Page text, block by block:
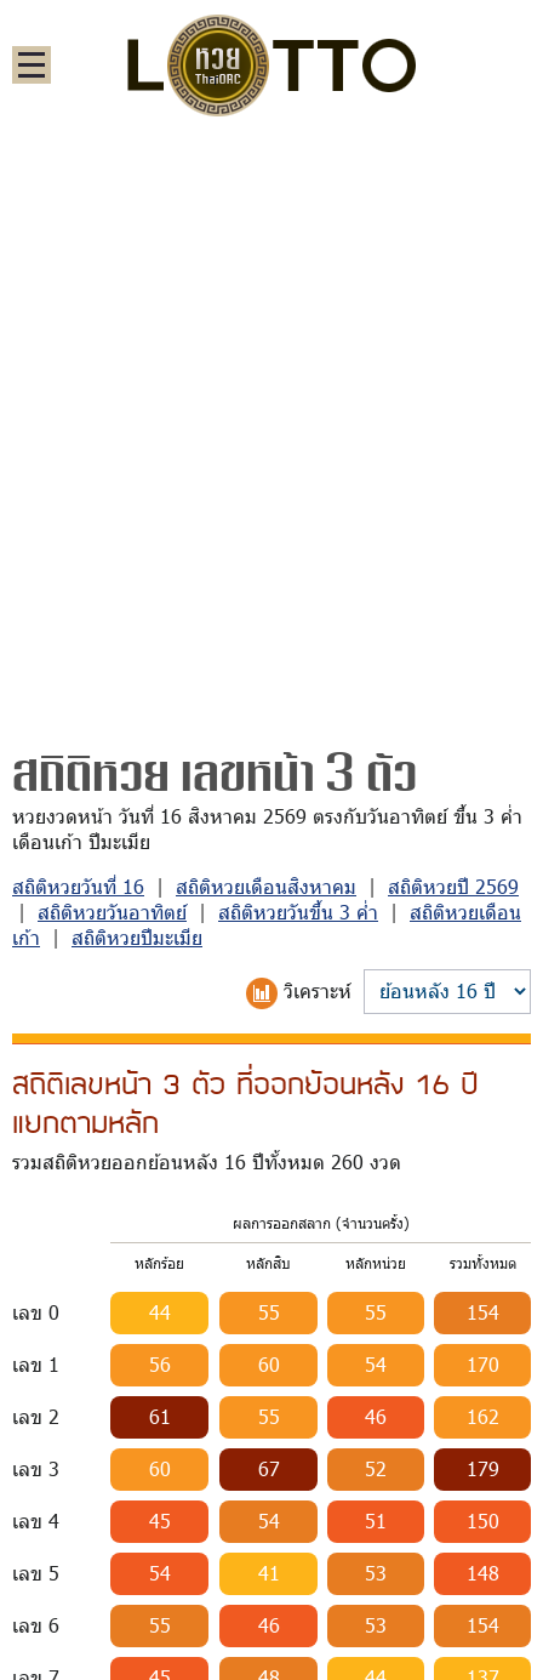
สถิติหวย เลขหน้า 3 ตัว
หวยงวดหน้า วันที่ 16 สิงหาคม 2569 ตรงกับวันอาทิตย์ ขึ้น 3 ค่ำ
เดือนเก้า ปีมะเมีย
สถิติหวยวันที่ 16 | สถิติหวยเดือนสิงหาคม | สถิติหวยปี 2569
| สถิติหวยวันอาทิตย์| สถิติหวยวันขึ้น 3 ค่ำ | สถิติหวยเดือน
เก้า | สถิติหวยปีมะเมีย
วิเคราะห์
สถิติเลขหน้า 3 ตัว ที่ออกย้อนหลัง 16 ปี
แยกตามหลัก
รวมสถิติหวยออกย้อนหลัง 16 ปีทั้งหมด 260 งวด
ผลการออกสลาก (จำนวนครั้ง)
หลักร้อย หลักสิบ หลักหน่วย รวมทั้งหมด
เลข 0 44 55 55 154
เลข 1 56 60 54 170
เลข 2 61 55 46 162
เลข 3 60 67 52 179
เลข 4 45 54 51 150
เลข 5 54 41 53 148
เลข 6 55 46 53 154